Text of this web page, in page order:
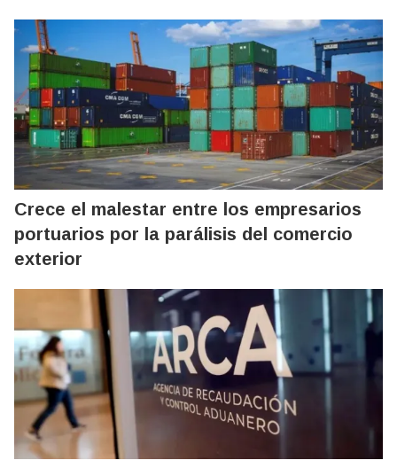
Crece el malestar entre los empresarios
portuarios por la parálisis del comercio
exterior